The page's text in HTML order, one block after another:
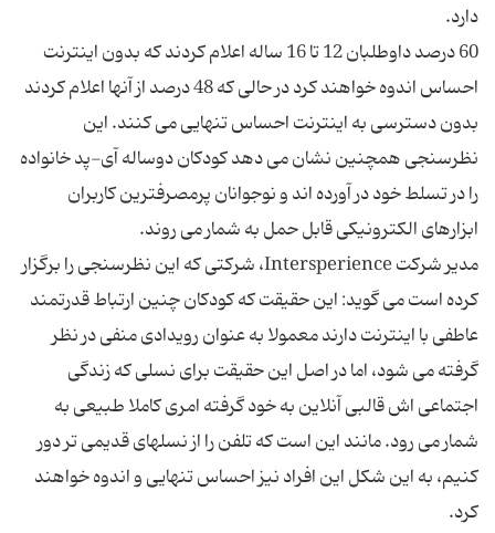
60 درصد داوطلبان 12 تا 16 ساله اعلام کردند که بدون اینترنت
احساس اندوه خواهند کرد در حالی که 48 درصد از آنها اعلام کردند
بدون دسترسی به اینترنت احساس تنهایی می کنند. این
نظرسنجی همچنین نشان می دهد کودکان دوساله آی-پد خانواده
را در تسلط خود در آورده اند و نوجوانان پرمصرفترین کاربران
مدیر شرکت Intersperience، شرکتی که این نظرسنجی را برگزار
کرده است می گوید: این حقیقت که کودکان چنین ارتباط قدرتمند
عاطفی با اینترنت دارند معمولا به عنوان رویدادی منفی در نظر
گرفته می شود، اما در اصل این حقیقت برای نسلی که زندگی
اجتماعی اش قالبی آنلاین به خود گرفته امری کاملا طبیعی به
شمار می رود. مانند این است که تلفن را از نسلهای قدیمی تر دور
کنیم، به این شکل این افراد نیز احساس تنهایی و اندوه خواهند